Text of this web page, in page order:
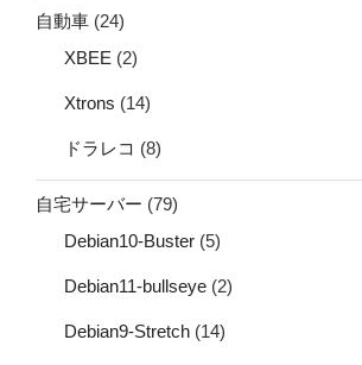
自動車 (24)
XBEE (2)
Xtrons (14)
ドラレコ (8)
自宅サーバー (79)
Debian10-Buster (5)
Debian11-bullseye (2)
Debian9-Stretch (14)